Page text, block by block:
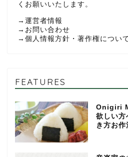
くお願いいたします。
→ 運営者情報
→ お問い合わせ
→ 個人情報方針・著作権につい
FEATURES
Onigiri
欲しい方
き方お作